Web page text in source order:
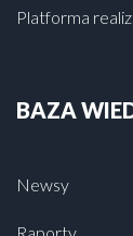
Platforma
BAZA
Newsy